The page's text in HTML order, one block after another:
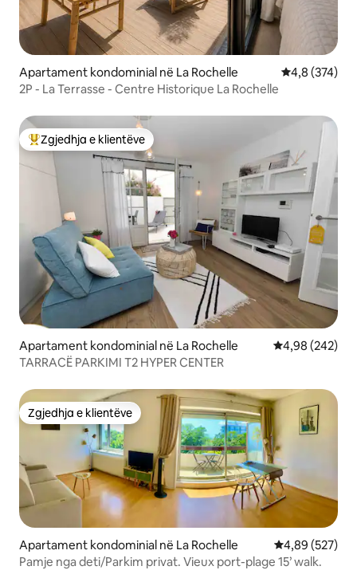
Apartament kondominial në La Rochelle Vlerësimi
4,8 (374)
2P - La Terrasse - Centre Historique La Rochelle
Më të mirat e zgjedhjeve të klientëve
Zgjedhja e klientëve
Apartament kondominial në La Rochelle Vlerësimi
4,98 (242)
TARRACË PARKIMI T2 HYPER CENTER
Zgjedhja e klientëve
Zgjedhja e klientëve
Apartament kondominial në La Rochelle Vlerësimi
4,89 (527)
Pamje nga deti/Parkim privat. Vieux port-plage 15’ walk.